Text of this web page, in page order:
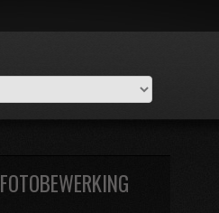
FOTOBEWERKING